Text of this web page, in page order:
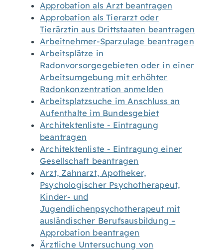
Approbation als Arzt beantragen
Approbation als Tierarzt oder
Tierärztin aus Drittstaaten beantragen
Arbeitnehmer-Sparzulage beantragen
Arbeitsplätze in
Radonvorsorgegebieten oder in einer
Arbeitsumgebung mit erhöhter
Radonkonzentration anmelden
Arbeitsplatzsuche im Anschluss an
Aufenthalte im Bundesgebiet
Architektenliste - Eintragung
beantragen
Architektenliste - Eintragung einer
Gesellschaft beantragen
Arzt, Zahnarzt, Apotheker,
Psychologischer Psychotherapeut,
Kinder- und
Jugendlichenpsychotherapeut mit
ausländischer Berufsausbildung –
Approbation beantragen
Ärztliche Untersuchung von